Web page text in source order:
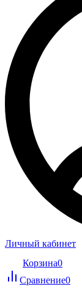
Личный кабинет
Корзина0
Сравнение0